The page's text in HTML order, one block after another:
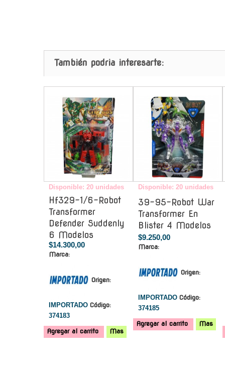
También podria interesarte:
Disponible: 20 unidades
Hf329-1/6-Robot
Transformer
Defender Suddenly
6 Modelos
$14.300,00
Marca:
Origen:
IMPORTADO Código:
374183
Agregar al carrito Mas
Disponible: 20 unidades
39-95-Robot War
Transformer En
Blister 4 Modelos
$9.250,00
Marca:
Origen:
IMPORTADO Código:
374185
Agregar al carrito Mas